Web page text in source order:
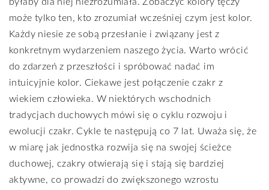
może tylko ten, kto zrozumiał wcześniej czym jest kolor.
Każdy niesie ze sobą przesłanie i związany jest z
konkretnym wydarzeniem naszego życia. Warto wrócić
do zdarzeń z przeszłości i spróbować nadać im
intuicyjnie kolor. Ciekawe jest połączenie czakr z
wiekiem człowieka. W niektórych wschodnich
tradycjach duchowych mówi się o cyklu rozwoju i
ewolucji czakr. Cykle te następują co 7 lat. Uważa się, że
w miarę jak jednostka rozwija się na swojej ścieżce
duchowej, czakry otwierają się i stają się bardziej
aktywne, co prowadzi do zwiększonego wzrostu